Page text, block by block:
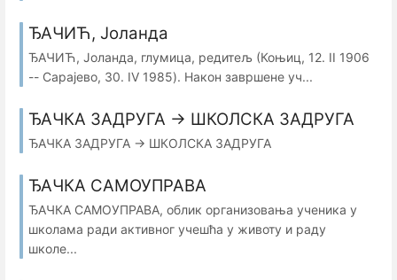
ЂАЧИЋ, Јоланда
ЂАЧИЋ, Јоланда, глумица, редитељ (Коњиц, 12. II 1906
-- Сарајево, 30. IV 1985). Након завршене уч...
ЂАЧКА ЗАДРУГА → ШКОЛСКА ЗАДРУГА
ЂАЧКА ЗАДРУГА → ШКОЛСКА ЗАДРУГА
ЂАЧКА САМОУПРАВА
ЂАЧКА САМОУПРАВА, облик организовања ученика у
школама ради активног учешћа у животу и раду
школе...